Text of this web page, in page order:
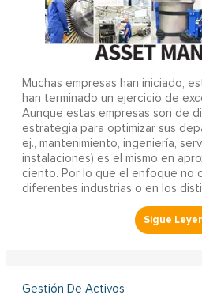
Muchas empresas han iniciado,
han terminado un ejercicio de
Aunque estas empresas son de
estrategia para optimizar sus
ej., mantenimiento, ingeniería,
instalaciones) es el mismo en
ciento. Por lo que el enfoque no
diferentes industrias o en los
Gestión De Activos